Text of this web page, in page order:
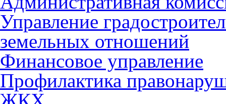
Управление
земельных отношений
Финансовое управление
Профилактика